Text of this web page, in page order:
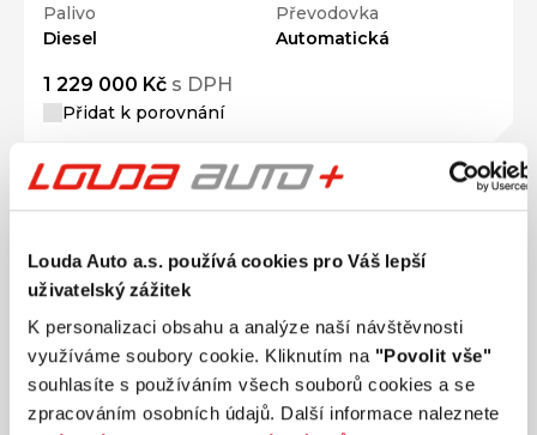
Louda Auto a.s. používá cookies pro Váš lepší
uživatelský zážitek
K personalizaci obsahu a analýze naší návštěvnosti
využíváme soubory cookie. Kliknutím na "Povolit vše"
souhlasíte s používáním všech souborů cookies a se
zpracováním osobních údajů. Další informace naleznete
Palivo
Diesel
Převodovka
Automatická
1 229 000 Kč s DPH
Přidat k porovnání
Ročník2026